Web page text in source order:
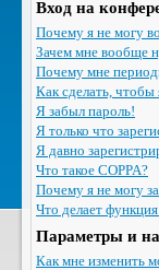
Вход на
Почему я не могу
Зачем мне вообще
Почему мне
Как сделать, чтобы
Я забыл пароль!
Я только что
Я давно
Что такое COPPA?
Почему я не могу
Что делает
Параметры и
Как мне изменить